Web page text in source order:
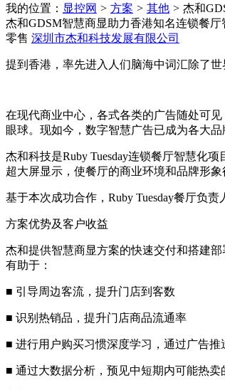
我的位置： 显控网 > 方案 > 其他 > 杰和
杰和GDSM智慧商显助力香港知名连锁餐厅
零售 深圳市杰和科技发展有限公司
提到香港，率先进入人们脑海中词汇除了世
在现代商业中心，各式各类的广告随处可
眼球。现如今，数字智慧广告已成为各大品
杰和科技是Ruby Tuesday连锁餐厅智慧化
超大屏显示，使餐厅的商业环境和品牌形象
基于本次成功合作，Ruby Tuesday餐厅负
方案优势及客户收益
杰和提供智慧商显方案的快速交付和搭建
有助于：
■ 引导周边客流，提升门店到客数
■ 识别热销品，提升门店商品流通率
■ 进行用户购买习惯深度学习，通过广告
■ 通过大数据分析，预见中短期内可能热